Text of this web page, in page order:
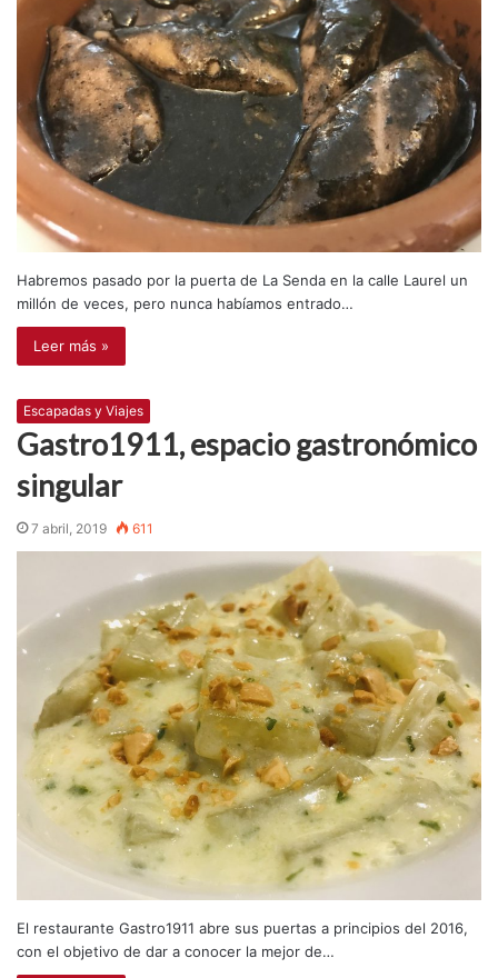
Habremos pasado por la puerta de La Senda en la calle Laurel un
millón de veces, pero nunca habíamos entrado…
Leer más »
Escapadas y Viajes
Gastro1911, espacio gastronómico
singular
7 abril, 2019 611
El restaurante Gastro1911 abre sus puertas a principios del 2016,
con el objetivo de dar a conocer la mejor de…